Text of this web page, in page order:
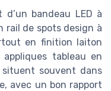
bandeau LED à
rail de spots design à
en finition laiton
tableau en
souvent dans
avec un bon rapport